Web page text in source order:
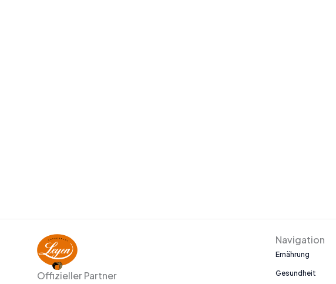
Offizieller Partner
Navigation
Ernährung
Gesundheit